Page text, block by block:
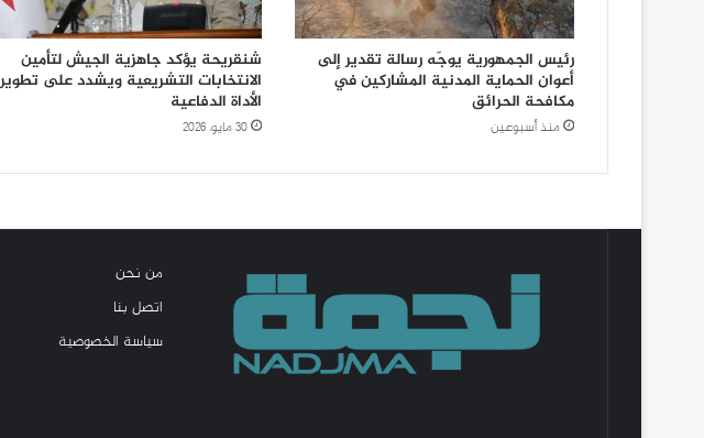
رئيس الجمهورية يوجّه رسالة تقدير إلى
أعوان الحماية المدنية المشاركين في
مكافحة الحرائق
منذ أسبوعين
شنقريحة يؤكد جاهزية الجيش لتأمين
الانتخابات التشريعية ويشدد على تطوير
الأداة الدفاعية
30 مايو، 2026
من نحن
اتصل بنا
سياسة الخصوصية